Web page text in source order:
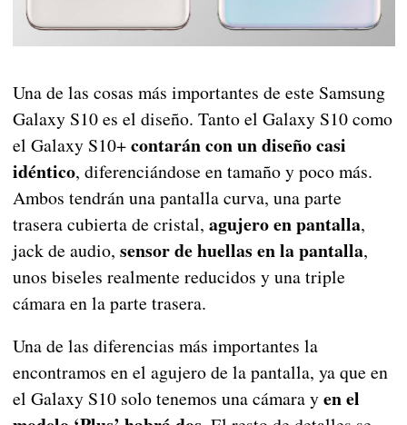
Una de las cosas más importantes de este Samsung
Galaxy S10 es el diseño. Tanto el Galaxy S10 como
el Galaxy S10+contarán con un diseño casi
idéntico, diferenciándose en tamaño y poco más.
Ambos tendrán una pantalla curva, una parte
trasera cubierta de cristal, agujero en pantalla,
jack de audio, sensor de huellas en la pantalla,
unos biseles realmente reducidos y una triple
cámara en la parte trasera.
Una de las diferencias más importantes la
encontramos en el agujero de la pantalla, ya que en
el Galaxy S10 solo tenemos una cámara yen el